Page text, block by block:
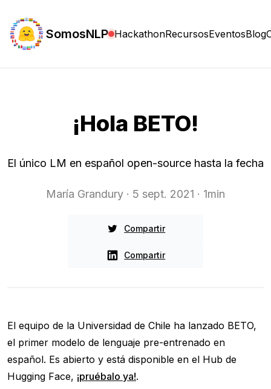
SomosNLP HackathonRecursosEventosBlog
¡Hola BETO!
El único LM en español open-source hasta la fecha
María Grandury · 5 sept. 2021 · 1min
Compartir
Compartir
El equipo de la Universidad de Chile ha lanzado BETO,
el primer modelo de lenguaje pre-entrenado en
español. Es abierto y está disponible en el Hub de
Hugging Face, ¡pruébalo ya!.